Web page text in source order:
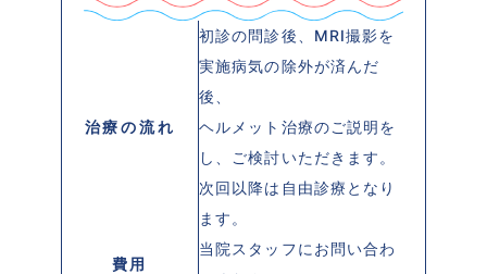
治療の流れ
初診の問診後、MRI撮影を
実施病気の除外が済んだ
後、
ヘルメット治療のご説明を
し、ご検討いただきます。
次回以降は自由診療となり
ます。
費用
当院スタッフにお問い合わ